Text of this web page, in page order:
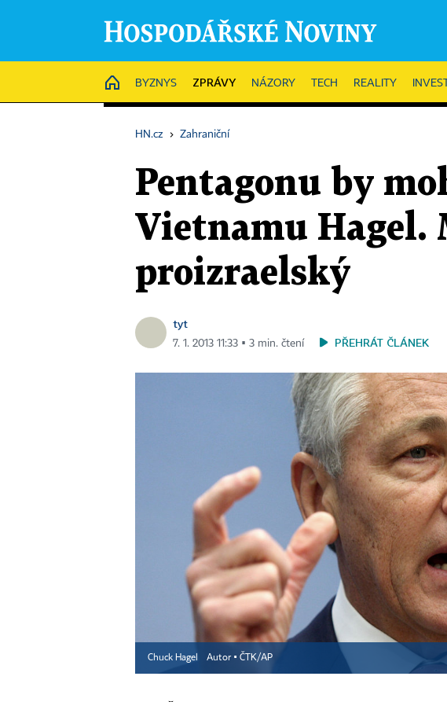
HOME
BYZNYS ZPRÁVY NÁZORY TECH REALITY
HN.cz › Zahraniční
Pentagonu by
Vietnamu Hagel.
proizraelský
tyt
7. 1. 2013 11:33 ▪ 3 min. čtení PŘEHRÁT ČLÁNEK
Chuck Hagel Autor ▪ ČTK/AP